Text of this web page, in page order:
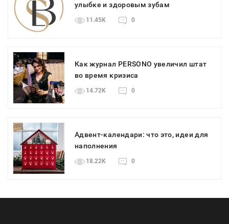
улыбке и здоровым зубам
11.45K 0
Как журнал PERSONO увеличил штат
во время кризиса
14.72K 0
Адвент-календари: что это, идеи для
наполнения
18.22K 0